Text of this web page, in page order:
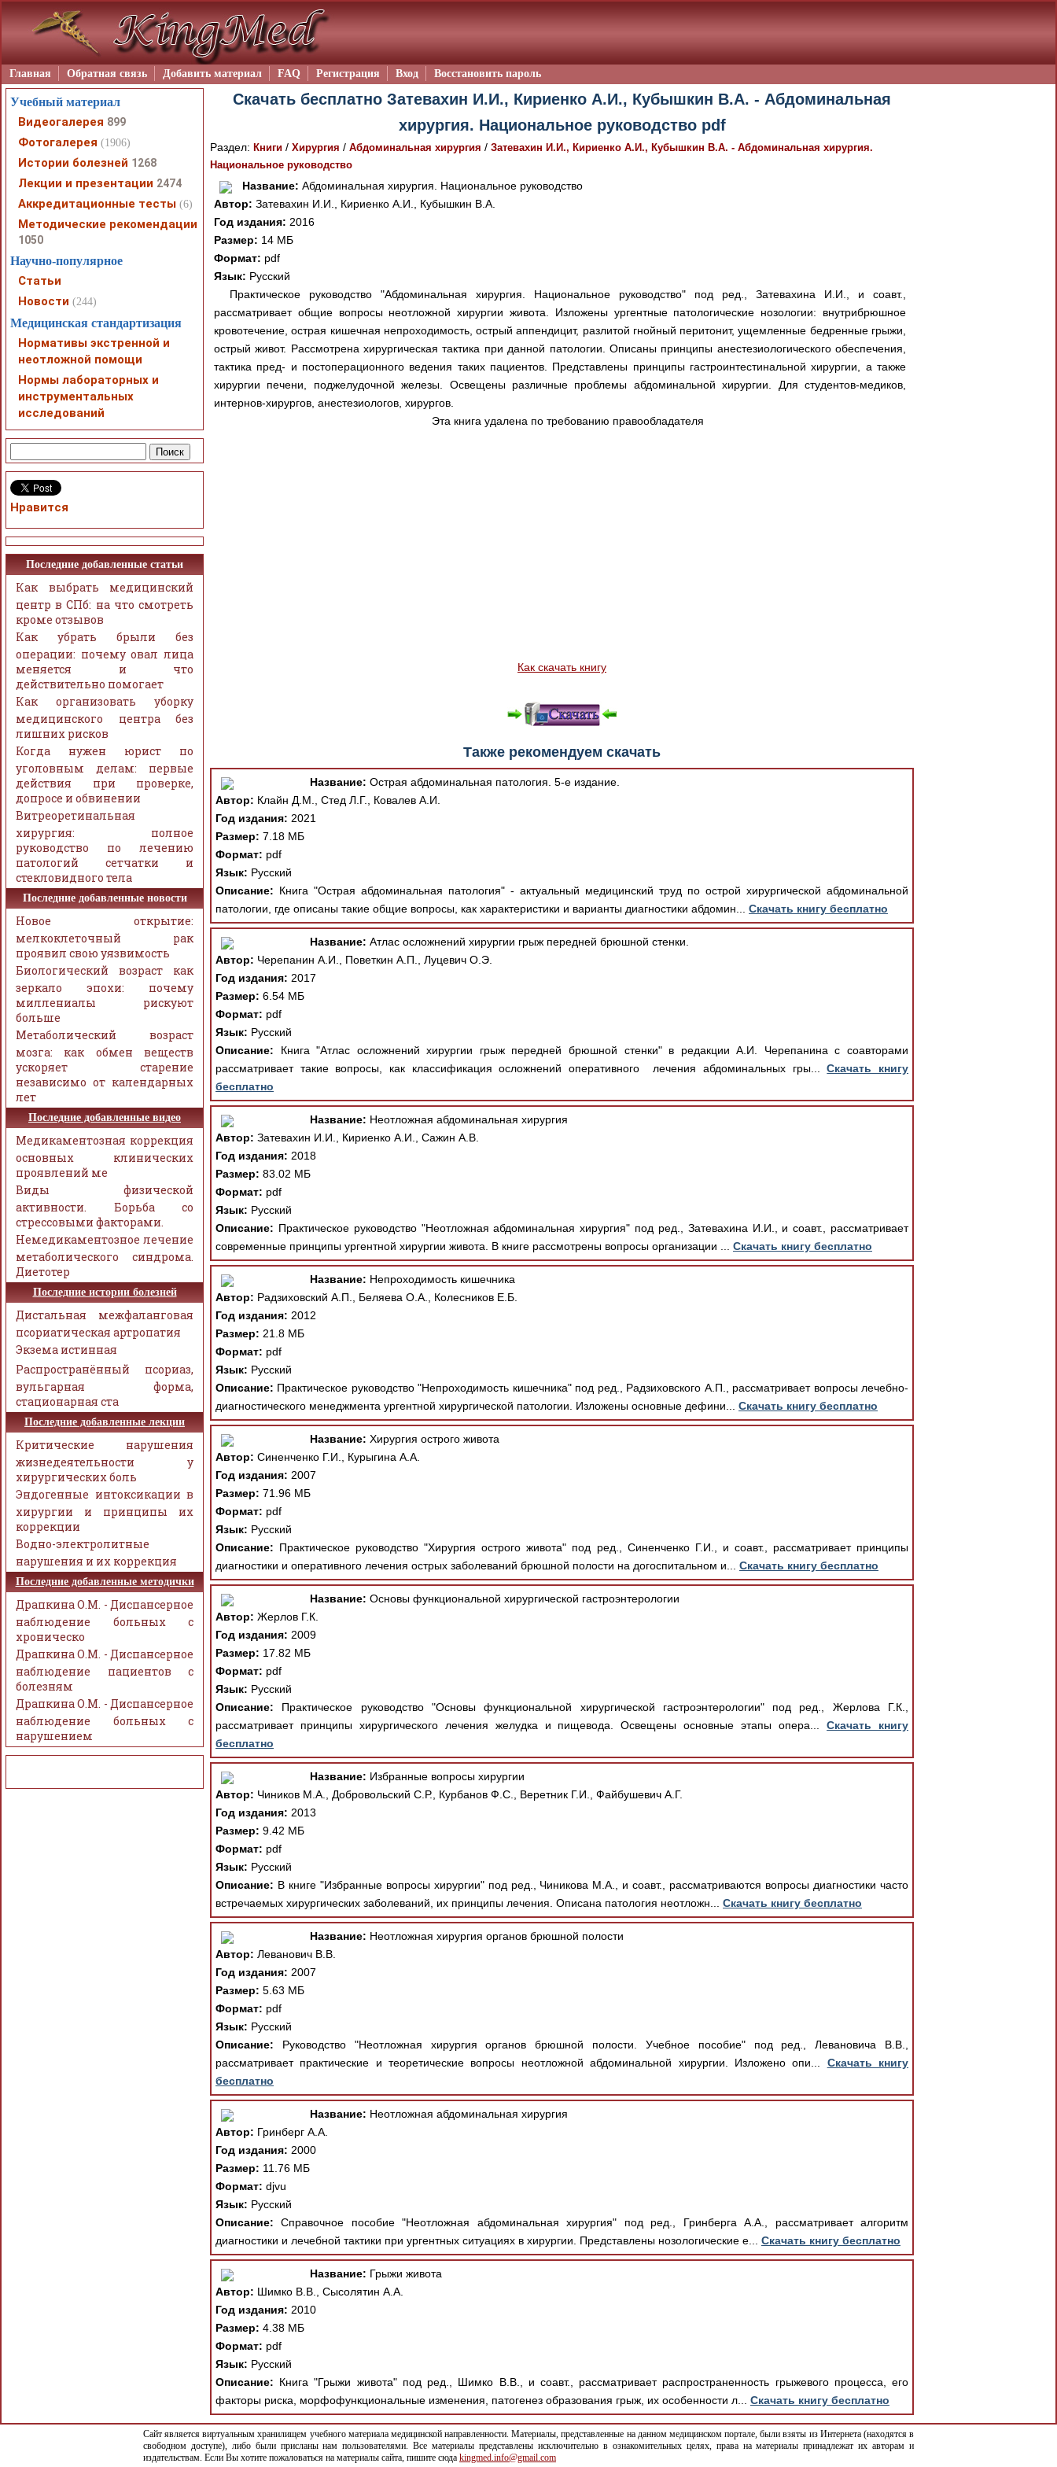
Главная Обратная связь Добавить материал FAQ Регистрация Вход Восстановить пароль
Скачать бесплатно Затевахин И.И., Кириенко А.И., Кубышкин В.А. - Абдоминальная
хирургия. Национальное руководство pdf
Раздел: Книги / Хирургия / Абдоминальная хирургия / Затевахин И.И., Кириенко А.И., Кубышкин В.А. - Абдоминальная хирургия.
Национальное руководство
Название: Абдоминальная хирургия. Национальное руководство
Автор: Затевахин И.И., Кириенко А.И., Кубышкин В.А.
Год издания: 2016
Размер: 14 МБ
Формат: pdf
Язык: Русский
Практическое руководство "Абдоминальная хирургия. Национальное руководство" под ред., Затевахина И.И., и соавт.,
рассматривает общие вопросы неотложной хирургии живота. Изложены ургентные патологические нозологии: внутрибрюшное
кровотечение, острая кишечная непроходимость, острый аппендицит, разлитой гнойный перитонит, ущемленные бедренные грыжи,
острый живот. Рассмотрена хирургическая тактика при данной патологии. Описаны принципы анестезиологического обеспечения,
тактика пред- и постоперационного ведения таких пациентов. Представлены принципы гастроинтестинальной хирургии, а также
хирургии печени, поджелудочной железы. Освещены различные проблемы абдоминальной хирургии. Для студентов-медиков,
интернов-хирургов, анестезиологов, хирургов.
Эта книга удалена по требованию правообладателя
Как скачать книгу
Также рекомендуем скачать
Название: Острая абдоминальная патология. 5-е издание.
Автор: Клайн Д.М., Стед Л.Г., Ковалев А.И.
Год издания: 2021
Размер: 7.18 МБ
Формат: pdf
Язык: Русский
Описание: Книга "Острая абдоминальная патология" - актуальный медицинский труд по острой хирургической абдоминальной
патологии, где описаны такие общие вопросы, как характеристики и варианты диагностики абдомин... Скачать книгу бесплатно
Название: Атлас осложнений хирургии грыж передней брюшной стенки.
Автор: Черепанин А.И., Поветкин А.П., Луцевич О.Э.
Год издания: 2017
Размер: 6.54 МБ
Формат: pdf
Язык: Русский
Описание: Книга "Атлас осложнений хирургии грыж передней брюшной стенки" в редакции А.И. Черепанина с соавторами
рассматривает такие вопросы, как классификация осложнений оперативного лечения абдоминальных гры...Скачать книгу
бесплатно
Название: Неотложная абдоминальная хирургия
Автор: Затевахин И.И., Кириенко А.И., Сажин А.В.
Год издания: 2018
Размер: 83.02 МБ
Формат: pdf
Язык: Русский
Описание: Практическое руководство "Неотложная абдоминальная хирургия" под ред., Затевахина И.И., и соавт., рассматривает
современные принципы ургентной хирургии живота. В книге рассмотрены вопросы организации ... Скачать книгу бесплатно
Название: Непроходимость кишечника
Автор: Радзиховский А.П., Беляева О.А., Колесников Е.Б.
Год издания: 2012
Размер: 21.8 МБ
Формат: pdf
Язык: Русский
Описание: Практическое руководство "Непроходимость кишечника" под ред., Радзиховского А.П., рассматривает вопросы лечебно-
диагностического менеджмента ургентной хирургической патологии. Изложены основные дефини... Скачать книгу бесплатно
Название: Хирургия острого живота
Автор: Синенченко Г.И., Курыгина А.А.
Год издания: 2007
Размер: 71.96 МБ
Формат: pdf
Язык: Русский
Описание: Практическое руководство "Хирургия острого живота" под ред., Синенченко Г.И., и соавт., рассматривает принципы
диагностики и оперативного лечения острых заболеваний брюшной полости на догоспитальном и... Скачать книгу бесплатно
Название: Основы функциональной хирургической гастроэнтерологии
Автор: Жерлов Г.К.
Год издания: 2009
Размер: 17.82 МБ
Формат: pdf
Язык: Русский
Описание: Практическое руководство "Основы функциональной хирургической гастроэнтерологии" под ред., Жерлова Г.К.,
рассматривает принципы хирургического лечения желудка и пищевода. Освещены основные этапы опера...Скачать книгу
бесплатно
Название: Избранные вопросы хирургии
Автор: Чиников М.А., Добровольский С.Р., Курбанов Ф.С., Веретник Г.И., Файбушевич А.Г.
Год издания: 2013
Размер: 9.42 МБ
Формат: pdf
Язык: Русский
Описание: В книге "Избранные вопросы хирургии" под ред., Чиникова М.А., и соавт., рассматриваются вопросы диагностики часто
встречаемых хирургических заболеваний, их принципы лечения. Описана патология неотложн... Скачать книгу бесплатно
Название: Неотложная хирургия органов брюшной полости
Автор: Леванович В.В.
Год издания: 2007
Размер: 5.63 МБ
Формат: pdf
Язык: Русский
Описание: Руководство "Неотложная хирургия органов брюшной полости. Учебное пособие" под ред., Левановича В.В.,
рассматривает практические и теоретические вопросы неотложной абдоминальной хирургии. Изложено опи... Скачать книгу
бесплатно
Название: Неотложная абдоминальная хирургия
Автор: Гринберг А.А.
Год издания: 2000
Размер: 11.76 МБ
Формат: djvu
Язык: Русский
Описание: Справочное пособие "Неотложная абдоминальная хирургия" под ред., Гринберга А.А., рассматривает алгоритм
диагностики и лечебной тактики при ургентных ситуациях в хирургии. Представлены нозологические е... Скачать книгу бесплатно
Название: Грыжи живота
Автор: Шимко В.В., Сысолятин А.А.
Год издания: 2010
Размер: 4.38 МБ
Формат: pdf
Язык: Русский
Описание: Книга "Грыжи живота" под ред., Шимко В.В., и соавт., рассматривает распространенность грыжевого процесса, его
факторы риска, морфофункциональные изменения, патогенез образования грыж, их особенности л... Скачать книгу бесплатно
Учебный материал
Видеогалерея 899
Фотогалерея (1906)
Истории болезней 1268
Лекции и презентации 2474
Аккредитационные тесты (6)
Методические рекомендации
1050
Научно-популярное
Статьи
Новости (244)
Медицинская стандартизация
Нормативы экстренной и
неотложной помощи
Нормы лабораторных и
инструментальных
исследований
Нравится
Последние добавленные статьи
Как выбрать медицинский
центр в СПб: на что смотреть
кроме отзывов
Как убрать брыли без
операции: почему овал лица
меняется и что
действительно помогает
Как организовать уборку
медицинского центра без
лишних рисков
Когда нужен юрист по
уголовным делам: первые
действия при проверке,
допросе и обвинении
Витреоретинальная
хирургия: полное
руководство по лечению
патологий сетчатки и
стекловидного тела
Последние добавленные новости
Новое открытие:
мелкоклеточный рак
проявил свою уязвимость
Биологический возраст как
зеркало эпохи: почему
миллениалы рискуют
больше
Метаболический возраст
мозга: как обмен веществ
ускоряет старение
независимо от календарных
лет
Последние добавленные видео
Медикаментозная коррекция
основных клинических
проявлений ме
Виды физической
активности. Борьба со
стрессовыми факторами.
Немедикаментозное лечение
метаболического синдрома.
Диетотер
Последние истории болезней
Дистальная межфаланговая
псориатическая артропатия
Экзема истинная
Распространённый псориаз,
вульгарная форма,
стационарная ста
Последние добавленные лекции
Критические нарушения
жизнедеятельности у
хирургических боль
Эндогенные интоксикации в
хирургии и принципы их
коррекции
Водно-электролитные
нарушения и их коррекция
Последние добавленные методички
Драпкина О.М. - Диспансерное
наблюдение больных с
хроническо
Драпкина О.М. - Диспансерное
наблюдение пациентов с
болезням
Драпкина О.М. - Диспансерное
наблюдение больных с
нарушением
Сайт является виртуальным хранилищем учебного материала медицинской направленности. Материалы, представленные на данном медицинском портале, были взяты из Интернета (находятся в
свободном доступе), либо были присланы нам пользователями. Все материалы представлены исключительно в ознакомительных целях, права на материалы принадлежат их авторам и
издательствам. Если Вы хотите пожаловаться на материалы сайта, пишите сюда kingmed.info@gmail.com